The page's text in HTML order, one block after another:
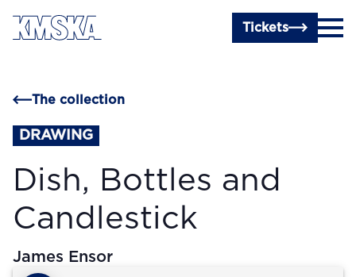
Skip to main content
Tickets
The collection
DRAWING
Dish, Bottles and
Candlestick
James Ensor